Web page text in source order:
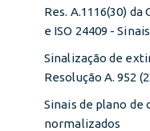
Res. A.1116(30) da
e ISO 24409 -
Sinalização de
Resolução A. 952
Sinais de plano de
normalizados